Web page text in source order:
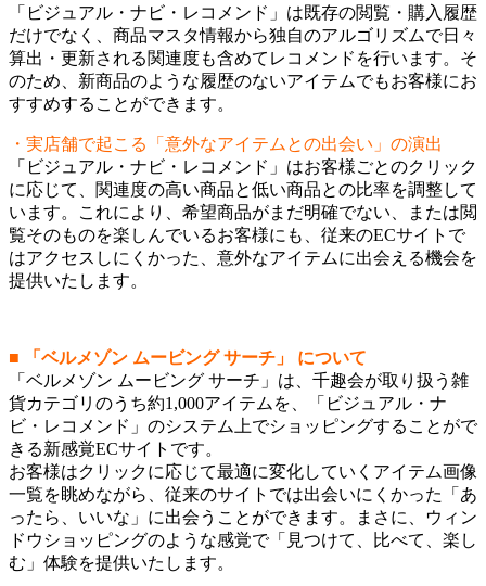
「ビジュアル・ナビ・レコメンド」は既存の閲覧・購入履歴
だけでなく、商品マスタ情報から独自のアルゴリズムで日々
算出・更新される関連度も含めてレコメンドを行います。そ
のため、新商品のような履歴のないアイテムでもお客様にお
すすめすることができます。
・実店舗で起こる「意外なアイテムとの出会い」の演出
「ビジュアル・ナビ・レコメンド」はお客様ごとのクリック
に応じて、関連度の高い商品と低い商品との比率を調整して
います。これにより、希望商品がまだ明確でない、または閲
覧そのものを楽しんでいるお客様にも、従来のECサイトで
はアクセスしにくかった、意外なアイテムに出会える機会を
提供いたします。
■ 「ベルメゾン ムービング サーチ」 について
「ベルメゾン ムービング サーチ」は、千趣会が取り扱う雑
貨カテゴリのうち約1,000アイテムを、「ビジュアル・ナ
ビ・レコメンド」のシステム上でショッピングすることがで
きる新感覚ECサイトです。
お客様はクリックに応じて最適に変化していくアイテム画像
一覧を眺めながら、従来のサイトでは出会いにくかった「あ
ったら、いいな」に出会うことができます。まさに、ウィン
ドウショッピングのような感覚で「見つけて、比べて、楽し
む」体験を提供いたします。